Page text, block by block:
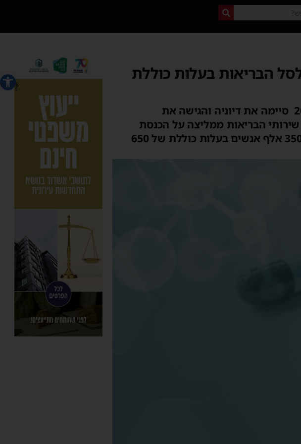
פתח לסל הבריאות בעלות כוללת
הוועדה הציבורית להרחבת סל שירותי הבריאות לשנת 2023 סיימה את דיוניה והגישה את
הבריאות ממליצה על הכנסת
למעלה מ-120 תרופות וטכנולוגיות, בהם טיפולים עבור כ- 350 אלף אנשים בעלות כוללת של 650